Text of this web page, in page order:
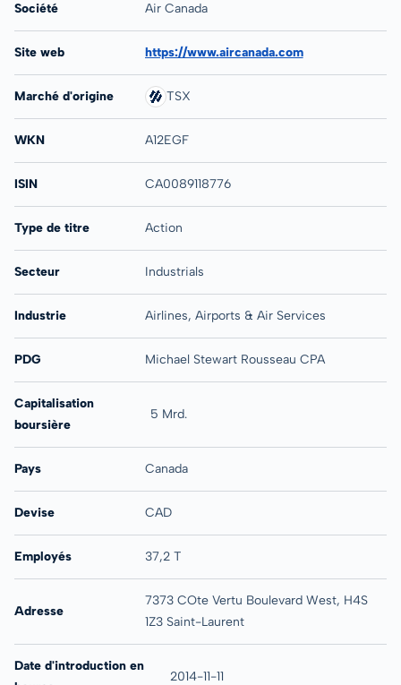
Société Air Canada
Site web https://www.aircanada.com
Marché d'origine TSX
WKN A12EGF
ISIN CA0089118776
Type de titre Action
Secteur Industrials
Industrie Airlines, Airports & Air Services
PDG Michael Stewart Rousseau CPA
Capitalisation
boursière
5 Mrd.
Pays Canada
Devise CAD
Employés 37,2 T
Adresse
7373 COte Vertu Boulevard West, H4S
1Z3 Saint-Laurent
Date d'introduction en
2014-11-11